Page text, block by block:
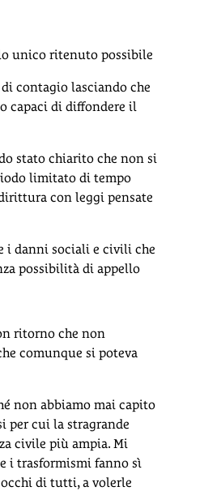
unico ritenuto possibile
contagio lasciando che
capaci di diffondere il
stato chiarito che non si
limitato di tempo
con leggi pensate
i danni sociali e civili che
possibilità di appello
ritorno che non
comunque si poteva
non abbiamo mai capito
per cui la stragrande
civile più ampia. Mi
i trasformismi fanno sì
di tutti, a volerle